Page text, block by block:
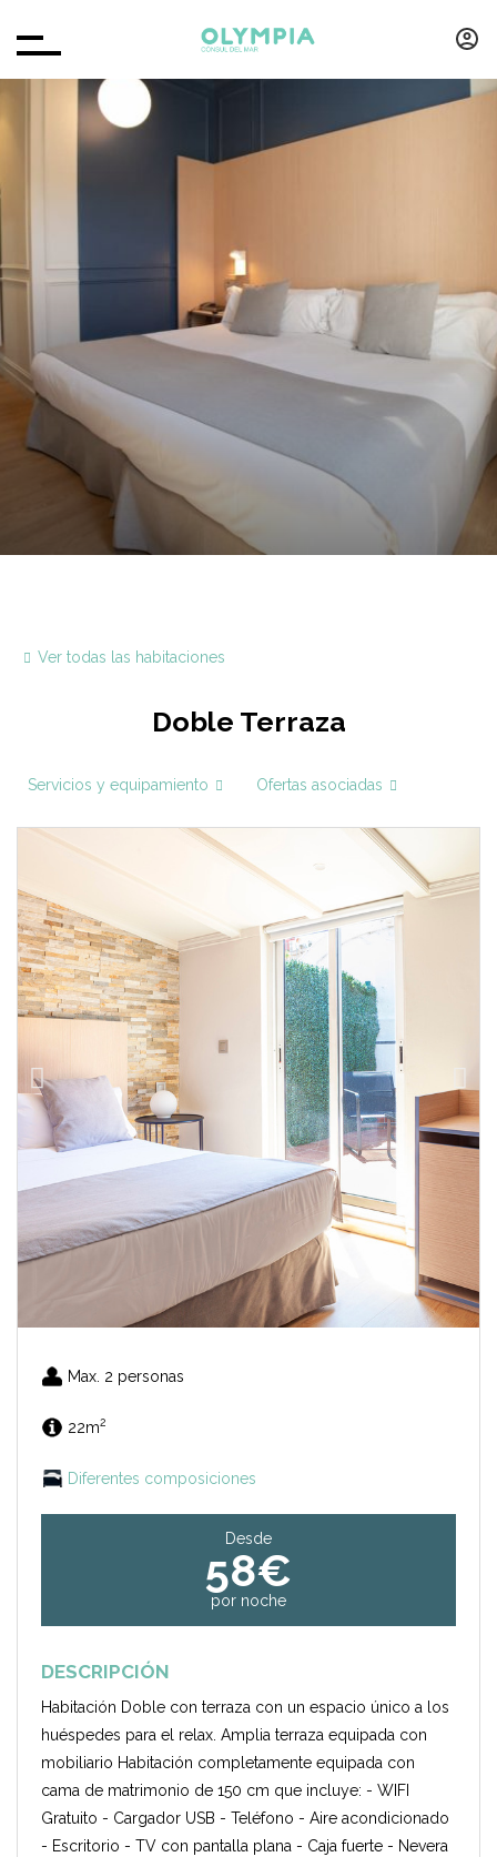
Ver todas las habitaciones
Doble Terraza
Servicios y equipamiento Ofertas asociadas
Max. 2 personas
22m2
Diferentes composiciones
Desde
58€
por noche
DESCRIPCIÓN
Habitación Doble con terraza con un espacio único a los
huéspedes para el relax. Amplia terraza equipada con
mobiliario Habitación completamente equipada con
cama de matrimonio de 150 cm que incluye: - WIFI
Gratuito - Cargador USB - Teléfono - Aire acondicionado
- Escritorio - TV con pantalla plana - Caja fuerte - Nevera